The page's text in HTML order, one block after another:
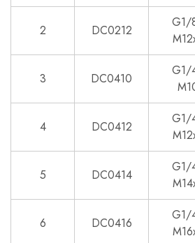
2 DC0212
G1/
3 DC0410
G1/
4 DC0412
G1/
5 DC0414
G1/
6 DC0416
G1/